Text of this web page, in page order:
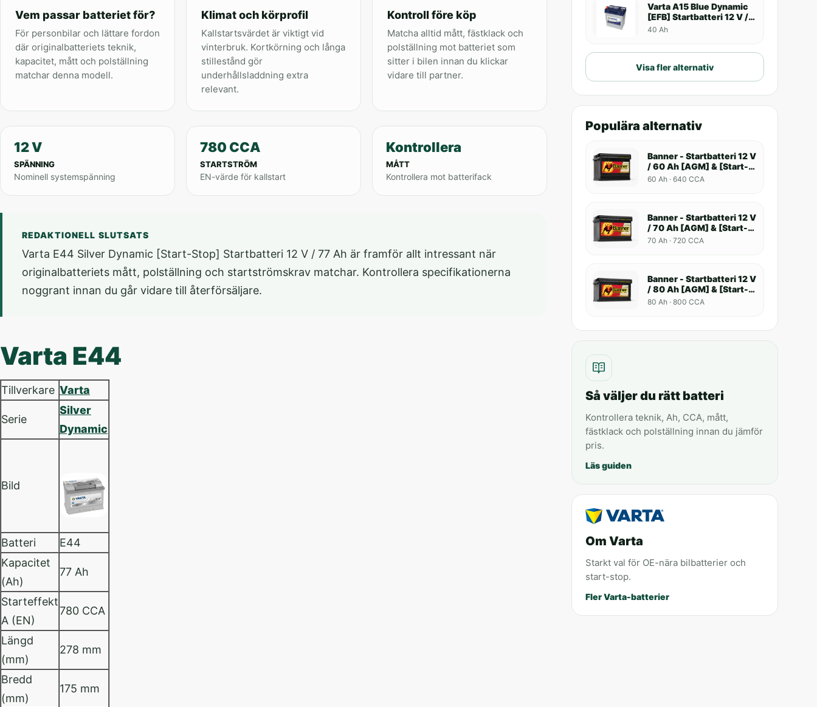
Vem passar batteriet för?
För personbilar och lättare fordon
där originalbatteriets teknik,
kapacitet, mått och polställning
matchar denna modell.
Klimat och körprofil
Kallstartsvärdet är viktigt vid
vinterbruk. Kortkörning och långa
stillestånd gör
underhållsladdning extra
relevant.
Kontroll före köp
Matcha alltid mått, fästklack och
polställning mot batteriet som
sitter i bilen innan du klickar
vidare till partner.
12 V
SPÄNNING
Nominell systemspänning
780 CCA
STARTSTRÖM
EN-värde för kallstart
Kontrollera
MÅTT
Kontrollera mot batterifack
REDAKTIONELL SLUTSATS
Varta E44 Silver Dynamic [Start-Stop] Startbatteri 12 V / 77 Ah är framför allt intressant när
originalbatteriets mått, polställning och startströmskrav matchar. Kontrollera specifikationerna
noggrant innan du går vidare till återförsäljare.
Varta E44
Tillverkare Varta
Serie
Silver
Dynamic
Bild
Batteri
E44
Kapacitet
(Ah)
77 Ah
Starteffekt
A (EN)
780 CCA
Längd
(mm)
278 mm
Bredd
(mm)
175 mm
Varta A15 Blue Dynamic
[EFB] Startbatteri 12 V /
40 Ah
40 Ah
Visa fler alternativ
Populära alternativ
Banner - Startbatteri 12 V
/ 60 Ah [AGM] & [Start-
Stop]
60 Ah · 640 CCA
Banner - Startbatteri 12 V
/ 70 Ah [AGM] & [Start-
Stop]
70 Ah · 720 CCA
Banner - Startbatteri 12 V
/ 80 Ah [AGM] & [Start-
Stop]
80 Ah · 800 CCA
Så väljer du rätt batteri
Kontrollera teknik, Ah, CCA, mått,
fästklack och polställning innan du jämför
pris.
Läs guiden
Om Varta
Starkt val för OE-nära bilbatterier och
start-stop.
Fler Varta-batterier